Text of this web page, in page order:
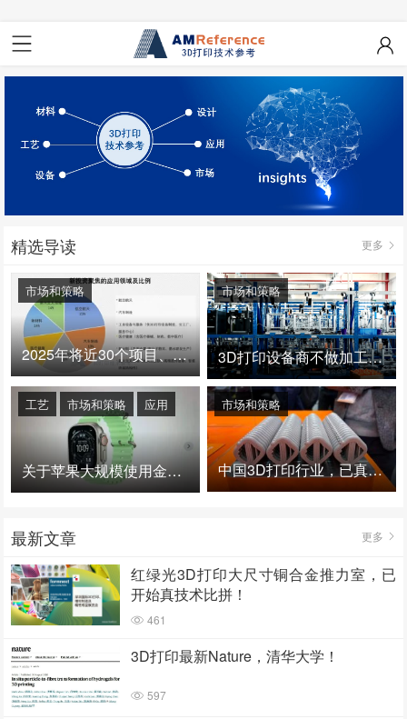
精选导读 更多
2025年将近30个项目、150亿投资：3D打印真的迎来爆发拐点了吗
市场和策略
3D打印设备商不做加工服务，就成了旁观者！
市场和策略
关于苹果大规模使用金属3D打印的思考
工艺 市场和策略 应用
中国3D打印行业，已真正进入爆发时代！
市场和策略
最新文章 更多
红绿光3D打印大尺寸铜合金推力室，已
开始真技术比拼！
461
3D打印最新Nature，清华大学！
597